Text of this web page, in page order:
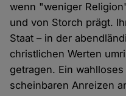
wenn "weniger
und von Storch prägt.
Staat – in der
christlichen Werten
getragen. Ein
scheinbaren Anreizen